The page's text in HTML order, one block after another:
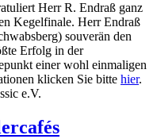
Herr R. Endraß ganz
Kegelfinale. Herr Endraß
souverän den
Erfolg in der
einer wohl einmaligen
klicken Sie bitte hier.
e.V.